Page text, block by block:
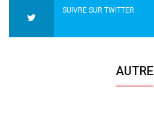
SUIVRE SUR TWITTER
AUTRE